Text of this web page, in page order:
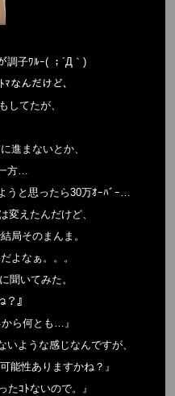
調子ﾜﾙｰ( ；´Д｀)
なんだけど、
してたが、
進まないとか、
方…
うと思ったら30万ｵｰﾊﾞｰ…
変えたんだけど、
局そのまんま。
よなぁ。。。
聞いてみた。
？』
ら何とも…』
いような感じなんですが、
能性ありますかね？』
たｺﾄないので。』